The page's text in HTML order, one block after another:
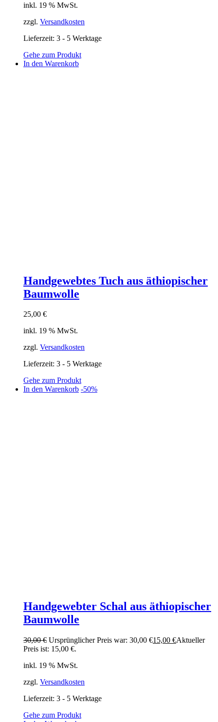
inkl. 19 % MwSt.
zzgl. Versandkosten
Lieferzeit: 3 - 5 Werktage
Gehe zum Produkt
In den Warenkorb
Handgewebtes Tuch aus äthiopischer
Baumwolle
25,00 €
inkl. 19 % MwSt.
zzgl. Versandkosten
Lieferzeit: 3 - 5 Werktage
Gehe zum Produkt
In den Warenkorb -50%
Handgewebter Schal aus äthiopischer
Baumwolle
30,00€ Ursprünglicher Preis war: 30,00 €15,00 €Aktueller
Preis ist: 15,00 €.
inkl. 19 % MwSt.
zzgl. Versandkosten
Lieferzeit: 3 - 5 Werktage
Gehe zum Produkt